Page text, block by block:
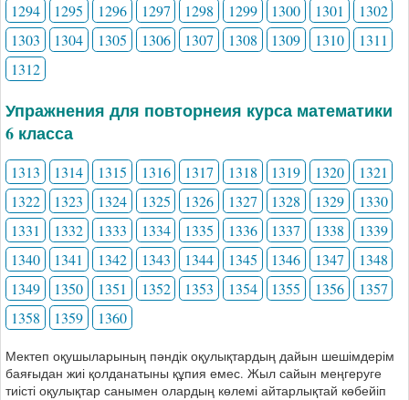
1294 1295 1296 1297 1298 1299 1300 1301
1302
1303
1304 1305 1306 1307 1308 1309 1310
1311
1312
Упражнения для повторнеия курса математики
6 класса
1313 1314 1315 1316 1317 1318 1319 1320
1321
1322
1323 1324 1325 1326 1327 1328 1329
1330
1331
1332 1333 1334 1335 1336 1337 1338
1339
1340
1341 1342 1343 1344 1345 1346 1347
1348
1349
1350 1351 1352 1353 1354 1355 1356
1357
1358
1359 1360
Мектеп оқушыларының пәндік оқулықтардың дайын шешімдерім
баяғыдан жиі қолданатыны құпия емес. Жыл сайын меңгеруге
тиісті оқулықтар санымен олардың көлемі айтарлықтай көбейіп